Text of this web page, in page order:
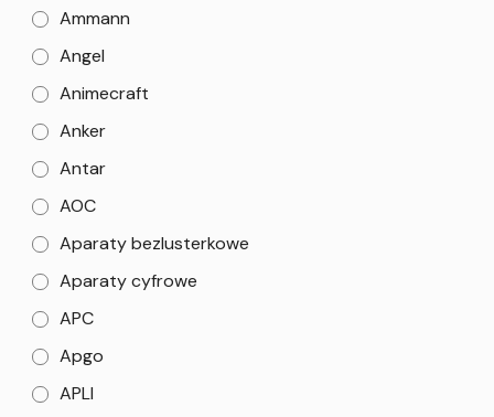
Ammann
Angel
Animecraft
Anker
Antar
AOC
Aparaty bezlusterkowe
Aparaty cyfrowe
APC
Apgo
APLI